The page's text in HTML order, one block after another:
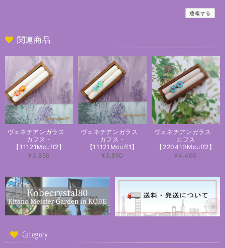
通報する
関連商品
ヴェネチアンガラス
カフス・
【11121Mcuff2】
¥3,850
ヴェネチアンガラス
カフス・
【11121Mcuff1】
¥3,850
ヴェネチアンガラス
カフス
【220410Mcuff2】
¥4,400
Category